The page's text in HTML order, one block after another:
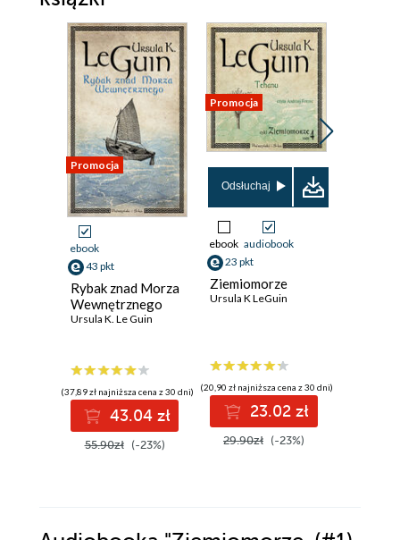
Promocja
ebook
43 pkt
Rybak znad Morza
Wewnętrznego
Ursula K. Le Guin
(37,89 zł najniższa cena z 30 dni)
43.04 zł
55.90zł (-23%)
Promocja
Odsłuchaj
ebook audiobook
23 pkt
Ziemiomorze
Ursula K LeGuin
(20,90 zł najniższa cena z 30 dni)
23.02 zł
29.90zł (-23%)